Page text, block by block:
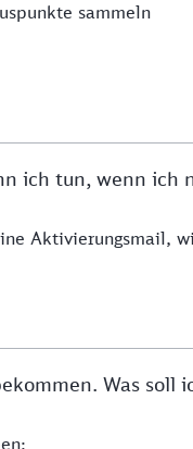
sammeln
ich tun, wenn
Aktivierungsmail,
Was soll